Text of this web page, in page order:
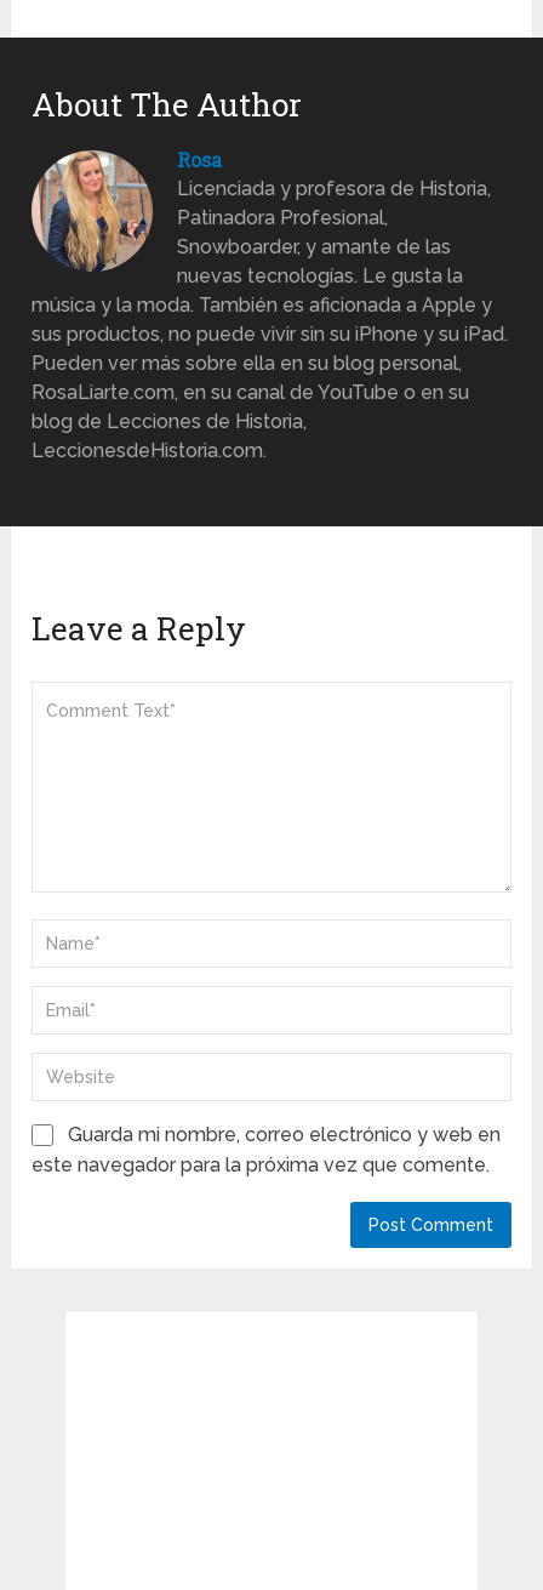
About The Author
Rosa
Licenciada y profesora de Historia,
Patinadora Profesional,
Snowboarder, y amante de las
nuevas tecnologías. Le gusta la
música y la moda. También es aficionada a Apple y
sus productos, no puede vivir sin su iPhone y su iPad.
Pueden ver más sobre ella en su blog personal,
RosaLiarte.com, en su canal de YouTube o en su
blog de Lecciones de Historia,
LeccionesdeHistoria.com.
Leave a Reply
Guarda mi nombre, correo electrónico y web en
este navegador para la próxima vez que comente.